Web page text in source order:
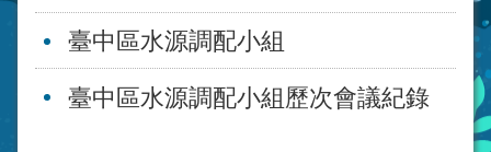
臺中區水源調配小組
臺中區水源調配小組歷次會議紀錄